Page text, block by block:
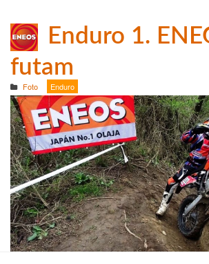
Enduro 1.
futam
Foto Enduro